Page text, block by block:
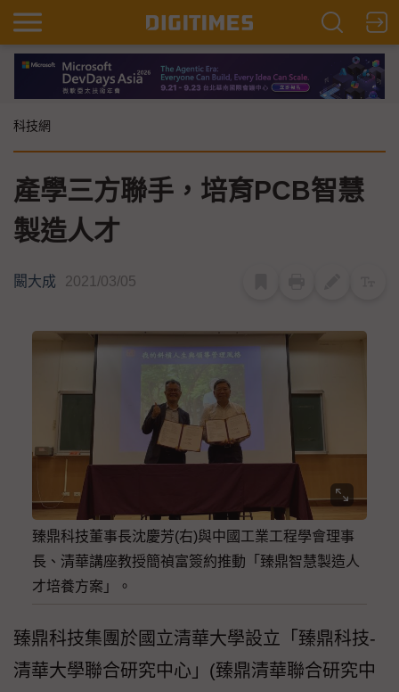
科技網
產學三方聯手，培育PCB智慧
製造人才
闞大成 2021/03/05
臻鼎科技董事長沈慶芳(右)與中國工業工程學會理事
長、清華講座教授簡禎富簽約推動「臻鼎智慧製造人
才培養方案」。
臻鼎科技集團於國立清華大學設立「臻鼎科技-
清華大學聯合研究中心」(臻鼎清華聯合研究中